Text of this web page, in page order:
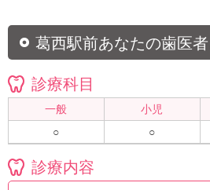
葛西駅前あなたの歯医
診療科目
一般 小児
○
○
診療内容